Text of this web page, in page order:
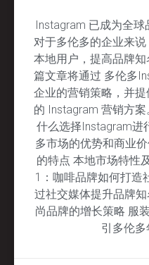
Instagram 已成为全球
对于多伦多的企业来
本地用户，提高品牌
篇文章将通过 多伦多
企业的营销策略，并
的 Instagram 营销方
什么选择Instagram进
多市场的优势和商业
的特点 本地市场特性
1：咖啡品牌如何打造
过社交媒体提升品牌
尚品牌的增长策略 服
引多伦